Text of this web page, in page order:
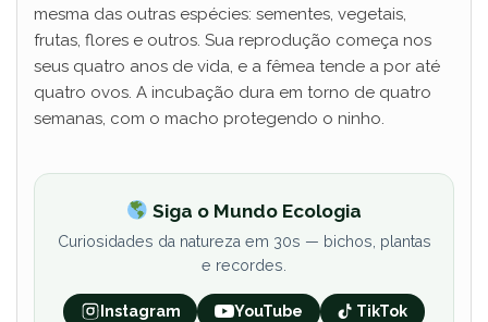
mesma das outras espécies: sementes, vegetais,
frutas, flores e outros. Sua reprodução começa nos
seus quatro anos de vida, e a fêmea tende a por até
quatro ovos. A incubação dura em torno de quatro
semanas, com o macho protegendo o ninho.
Siga o Mundo Ecologia
Curiosidades da natureza em 30s — bichos, plantas
e recordes.
Instagram YouTube TikTok